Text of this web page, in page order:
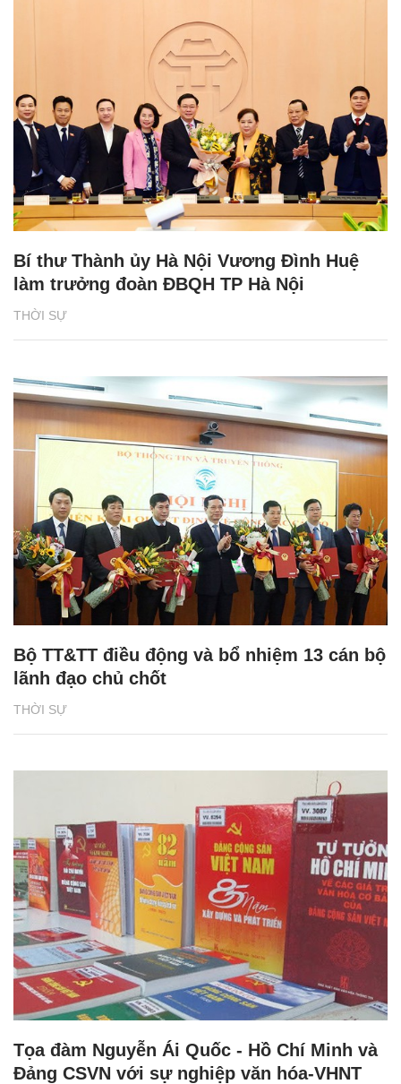
THỜI SỰ
Bí thư Thành ủy Hà Nội Vương Đình Huệ
làm trưởng đoàn ĐBQH TP Hà Nội
THỜI SỰ
Bộ TT&TT điều động và bổ nhiệm 13 cán bộ
lãnh đạo chủ chốt
Tọa đàm Nguyễn Ái Quốc - Hồ Chí Minh và
Đảng CSVN với sự nghiệp văn hóa-VHNT